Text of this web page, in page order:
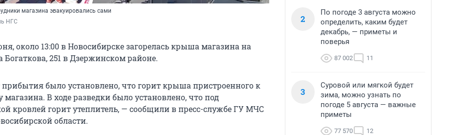
магазина эвакуировались сами
НГС
около 13:00 в Новосибирске загорелась крыша магазина на
Богаткова, 251 в Дзержинском районе.
было установлено, что горит крыша пристроенного к
В ходе разведки было установлено, что под
кровлей горит утеплитель, — сообщили в пресс-службе ГУ МЧС
области.
2
По погоде 3 августа можно
определить, каким будет
декабрь, — приметы и
поверья
87 002 11
3
Суровой или мягкой будет
зима, можно узнать по
погоде 5 августа — важные
приметы
77 570 12